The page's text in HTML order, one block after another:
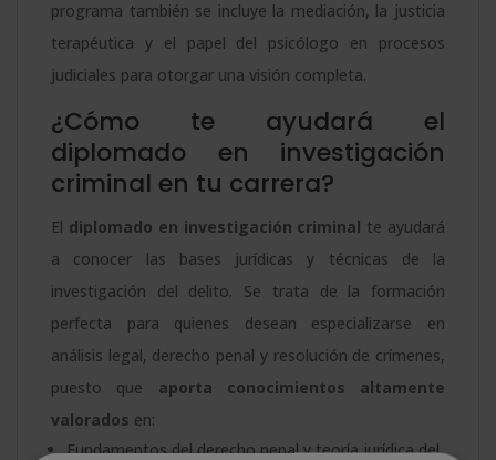
programa también se incluye la mediación, la justicia
terapéutica y el papel del psicólogo en procesos
judiciales para otorgar una visión completa.
¿Cómo te ayudará el
diplomado en investigación
criminal en tu carrera?
El diplomado en investigación criminal te ayudará
a conocer las bases jurídicas y técnicas de la
investigación del delito. Se trata de la formación
perfecta para quienes desean especializarse en
análisis legal, derecho penal y resolución de crímenes,
puesto que aporta conocimientos altamente
valorados en:
Fundamentos del derecho penal y teoría jurídica del